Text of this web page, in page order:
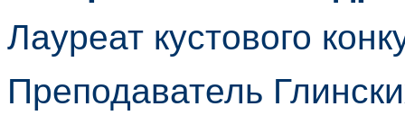
Лауреат кустового
Преподаватель